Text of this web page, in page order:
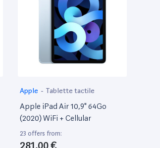
Apple - Tablette tactile
Apple iPad Air 10,9" 64Go
(2020) WiFi + Cellular
23 offers from:
281,00 €